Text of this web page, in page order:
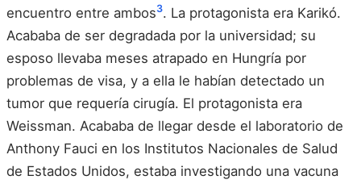
encuentro entre ambos3. La protagonista era Karikó.
Acababa de ser degradada por la universidad; su
esposo llevaba meses atrapado en Hungría por
problemas de visa, y a ella le habían detectado un
tumor que requería cirugía. El protagonista era
Weissman. Acababa de llegar desde el laboratorio de
Anthony Fauci en los Institutos Nacionales de Salud
de Estados Unidos, estaba investigando una vacuna